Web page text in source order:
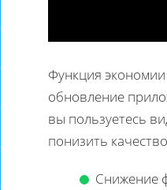
Функция
обновление
вы пользуетесь
понизить
Снижение